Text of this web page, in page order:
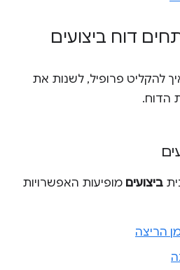
דוח ביצועים
להקליט פרופיל, לשנות את
הדוח.
ביצועים מופיעות האפשרויות
הריצה